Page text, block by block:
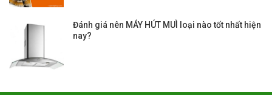
Đánh giá nên MÁY HÚT MUÌ loại nào tốt nhất hiện
nay?